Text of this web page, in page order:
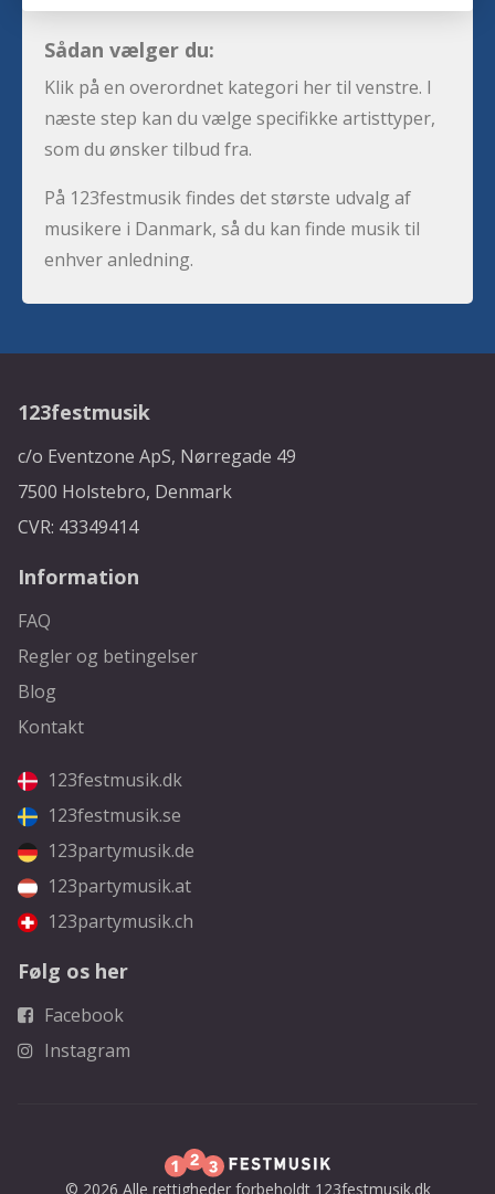
Sådan vælger du:
Klik på en overordnet kategori her til venstre. I
næste step kan du vælge specifikke artisttyper,
som du ønsker tilbud fra.
På 123festmusik findes det største udvalg af
musikere i Danmark, så du kan finde musik til
enhver anledning.
123festmusik
c/o Eventzone ApS, Nørregade 49
7500 Holstebro, Denmark
CVR: 43349414
Information
FAQ
Regler og betingelser
Blog
Kontakt
123festmusik.dk
123festmusik.se
123partymusik.de
123partymusik.at
123partymusik.ch
Følg os her
Facebook
Instagram
© 2026 Alle rettigheder forbeholdt 123festmusik.dk